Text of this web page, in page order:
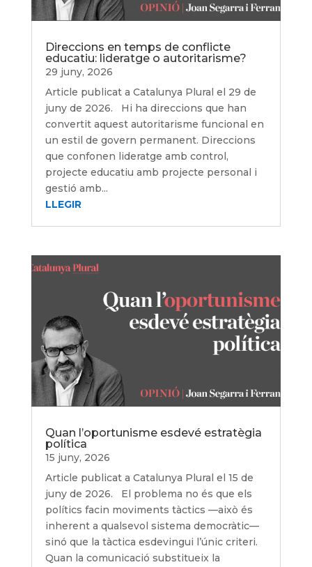
Direccions en temps de conflicte
educatiu: lideratge o autoritarisme?
29 juny, 2026
Article publicat a Catalunya Plural el 29 de
juny de 2026. Hi ha direccions que han
convertit aquest autoritarisme funcional en
un estil de govern permanent. Direccions
que confonen lideratge amb control,
projecte educatiu amb projecte personal i
gestió amb...
LLEGIR
Quan l’oportunisme esdevé estratègia
política
15 juny, 2026
Article publicat a Catalunya Plural el 15 de
juny de 2026. El problema no és que els
polítics facin moviments tàctics —això és
inherent a qualsevol sistema democràtic—
sinó que la tàctica esdevingui l’únic criteri.
Quan la comunicació substitueix la